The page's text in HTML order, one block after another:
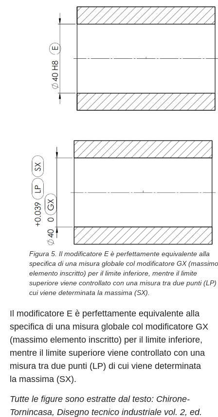
Figura 5. Il modificatore E è perfettamente equivalente alla
specifica di una misura globale col modificatore GX (massimo
elemento inscritto) per il limite inferiore, mentre il limite
superiore viene controllato con una misura tra due punti (LP)
cui viene determinata la massima (SX).
Il modificatore E è perfettamente equivalente alla
specifica di una misura globale col modificatore GX
(massimo elemento inscritto) per il limite inferiore,
mentre il limite superiore viene controllato con una
misura tra due punti (LP) di cui viene determinata
la massima (SX).
Tutte le figure sono estratte dal testo: Chirone-
Tornincasa, Disegno tecnico industriale vol. 2, ed.